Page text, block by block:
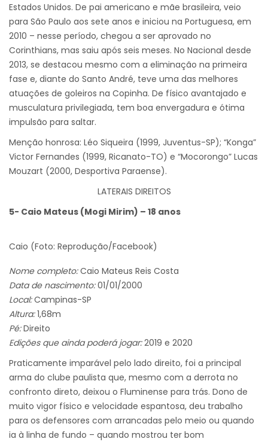
Estados Unidos. De pai americano e mãe brasileira, veio
para São Paulo aos sete anos e iniciou na Portuguesa, em
2010 – nesse período, chegou a ser aprovado no
Corinthians, mas saiu após seis meses. No Nacional desde
2013, se destacou mesmo com a eliminação na primeira
fase e, diante do Santo André, teve uma das melhores
atuações de goleiros na Copinha. De físico avantajado e
musculatura privilegiada, tem boa envergadura e ótima
impulsão para saltar.
Menção honrosa: Léo Siqueira (1999, Juventus-SP); “Konga”
Victor Fernandes (1999, Ricanato-TO) e “Mocorongo” Lucas
Mouzart (2000, Desportiva Paraense).
LATERAIS DIREITOS
5- Caio Mateus (Mogi Mirim) – 18 anos
Caio (Foto: Reprodução/Facebook)
Nome completo:Caio Mateus Reis Costa
Data de nascimento:01/01/2000
Local:Campinas-SP
Altura:1,68m
Pé:Direito
Edições que ainda poderá jogar:2019 e 2020
Praticamente imparável pelo lado direito, foi a principal
arma do clube paulista que, mesmo com a derrota no
confronto direto, deixou o Fluminense para trás. Dono de
muito vigor físico e velocidade espantosa, deu trabalho
para os defensores com arrancadas pelo meio ou quando
ia à linha de fundo – quando mostrou ter bom